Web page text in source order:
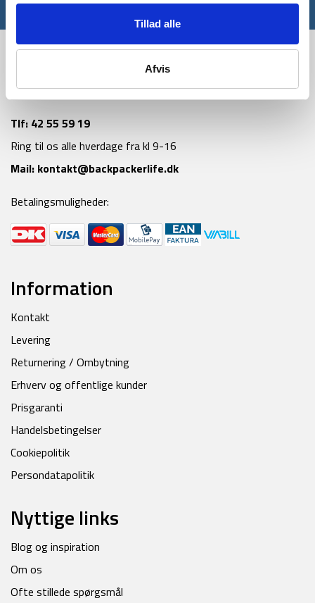
Tillad alle
Afvis
*Gælder ikke allerede nedsatte varer
Tlf: 42 55 59 19
Ring til os alle hverdage fra kl 9-16
Mail: kontakt@backpackerlife.dk
Betalingsmuligheder:
Information
Kontakt
Levering
Returnering / Ombytning
Erhverv og offentlige kunder
Prisgaranti
Handelsbetingelser
Cookiepolitik
Persondatapolitik
Nyttige links
Blog og inspiration
Om os
Ofte stillede spørgsmål